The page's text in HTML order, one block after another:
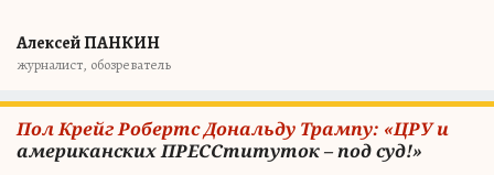
Алексей ПАНКИН
журналист, обозреватель
Пол Крейг Робертс Дональду Трампу: «ЦРУ и
американских ПРЕССтитуток – под суд!»